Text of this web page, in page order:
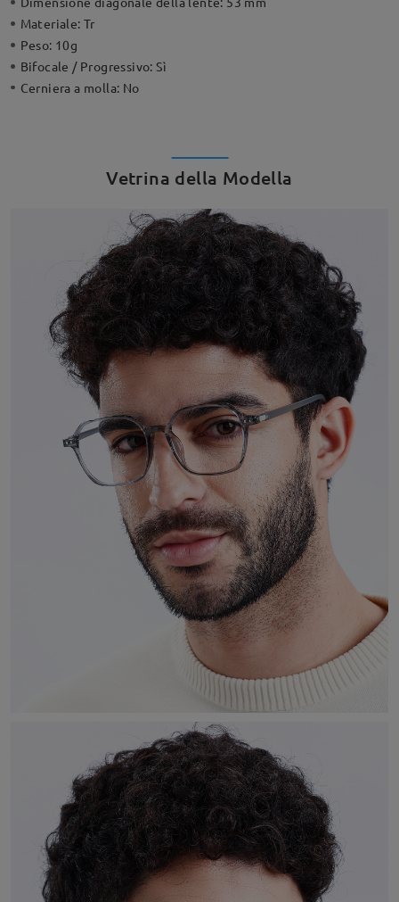
Materiale:Tr
Peso: 10g
Bifocale / Progressivo:Sì
Cerniera a molla: No
Vetrina della Modella